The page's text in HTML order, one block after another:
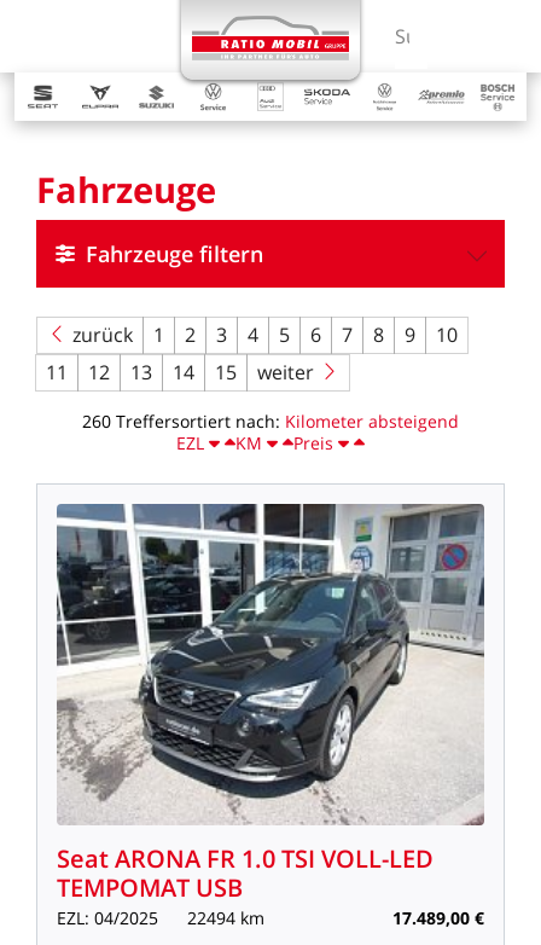
Suchbegriff
Fahrzeuge
Fahrzeuge filtern
zurück 1 2 3 4 5 6 7 8 9
10
11
12 13 14 15 weiter
260 Treffersortiert nach: Kilometer absteigend
EZL
KM Preis
SeatARONA FR 1.0TSI VOLL-LED
TEMPOMAT USB
EZL: 04/2025 22494 km 17.489,00 €